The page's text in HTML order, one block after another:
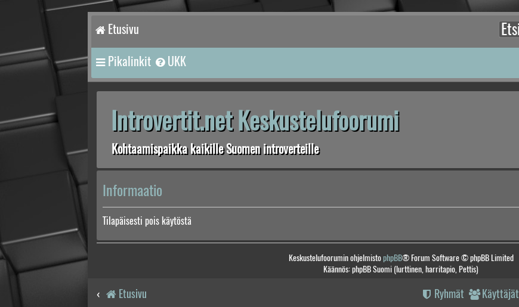
Etusivu
Pikalinkit UKK
Introvertit.net Keskustelufoorumi
Kohtaamispaikka kaikille Suomen introverteille
Informaatio
Tilapäisesti pois käytöstä
Keskustelufoorumin ohjelmistophpBB® Forum Software © phpBB Limited
Käännös: phpBB Suomi (lurttinen, harritapio, Pettis)
Etusivu Käyttäjät
Ryhmät